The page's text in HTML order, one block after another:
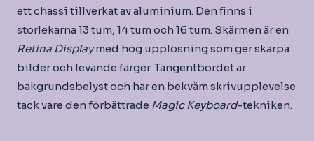
ett chassi tillverkat av aluminium. Den finns i
storlekarna 13 tum, 14 tum och 16 tum. Skärmen är en
Retina Displaymed hög upplösning som ger skarpa
bilder och levande färger. Tangentbordet är
bakgrundsbelyst och har en bekväm skrivupplevelse
tack vare den förbättrade Magic Keyboard-tekniken.